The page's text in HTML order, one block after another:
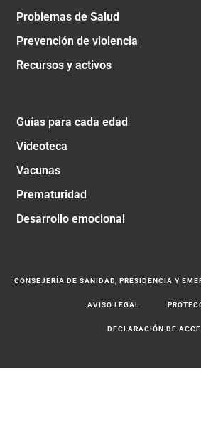
Problemas de Salud
Prevención de violencia
Recursos y activos
Guías para cada edad
Videoteca
Vacunas
Prematuridad
Desarrollo emocional
CONSEJERÍA DE SANIDAD, PRESIDENCIA Y
AVISO LEGAL
DECLARACIÓN DE